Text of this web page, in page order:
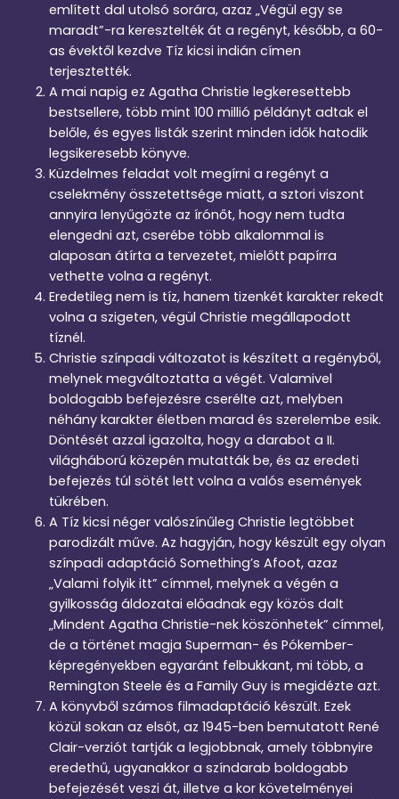
említett dal utolsó sorára, azaz „Végül egy se
maradt”-ra keresztelték át a regényt, később, a 60-
as évektől kezdve Tíz kicsi indián címen
terjesztették.
A mai napig ez Agatha Christie legkeresettebb
bestsellere, több mint 100 millió példányt adtak el
belőle, és egyes listák szerint minden idők hatodik
legsikeresebb könyve.
Küzdelmes feladat volt megírni a regényt a
cselekmény összetettsége miatt, a sztori viszont
annyira lenyűgözte az írónőt, hogy nem tudta
elengedni azt, cserébe több alkalommal is
alaposan átírta a tervezetet, mielőtt papírra
vethette volna a regényt.
Eredetileg nem is tíz, hanem tizenkét karakter rekedt
volna a szigeten, végül Christie megállapodott
tíznél.
Christie színpadi változatot is készített a regényből,
melynek megváltoztatta a végét. Valamivel
boldogabb befejezésre cserélte azt, melyben
néhány karakter életben marad és szerelembe esik.
Döntését azzal igazolta, hogy a darabot a II.
világháború közepén mutatták be, és az eredeti
befejezés túl sötét lett volna a valós események
tükrében.
A Tíz kicsi néger valószínűleg Christie legtöbbet
parodizált műve. Az hagyján, hogy készült egy olyan
színpadi adaptáció Something’s Afoot, azaz
„Valami folyik itt” címmel, melynek a végén a
gyilkosság áldozatai előadnak egy közös dalt
„Mindent Agatha Christie-nek köszönhetek” címmel,
de a történet magja Superman- és Pókember-
képregényekben egyaránt felbukkant, mi több, a
Remington Steele és a Family Guy is megidézte azt.
A könyvből számos filmadaptáció készült. Ezek
közül sokan az elsőt, az 1945-ben bemutatott René
Clair-verziót tartják a legjobbnak, amely többnyire
eredethű, ugyanakkor a színdarab boldogabb
befejezését veszi át, illetve a kor követelményei